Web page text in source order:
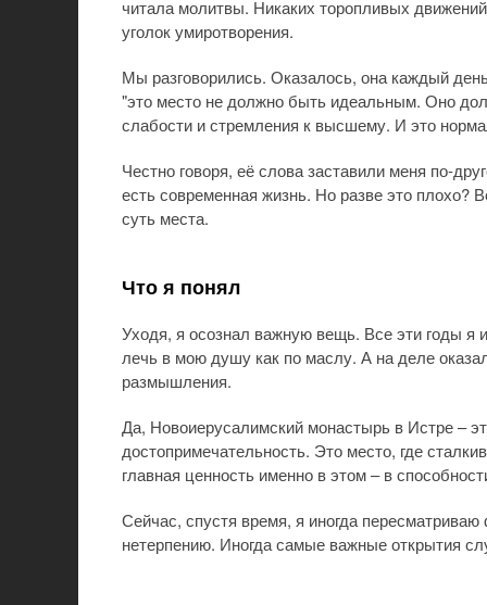
читала молитвы. Никаких торопливых
уголок умиротворения.
Мы разговорились. Оказалось, она каждый
"это место не должно быть идеальным. Оно
слабости и стремления к высшему. И это
Честно говоря, её слова заставили меня по-
есть современная жизнь. Но разве это плохо?
суть места.
Что я понял
Уходя, я осознал важную вещь. Все эти годы я
лечь в мою душу как по маслу. А на деле
размышления.
Да, Новоиерусалимский монастырь в Истре –
достопримечательность. Это место, где
главная ценность именно в этом – в
Сейчас, спустя время, я иногда
нетерпению. Иногда самые важные открытия